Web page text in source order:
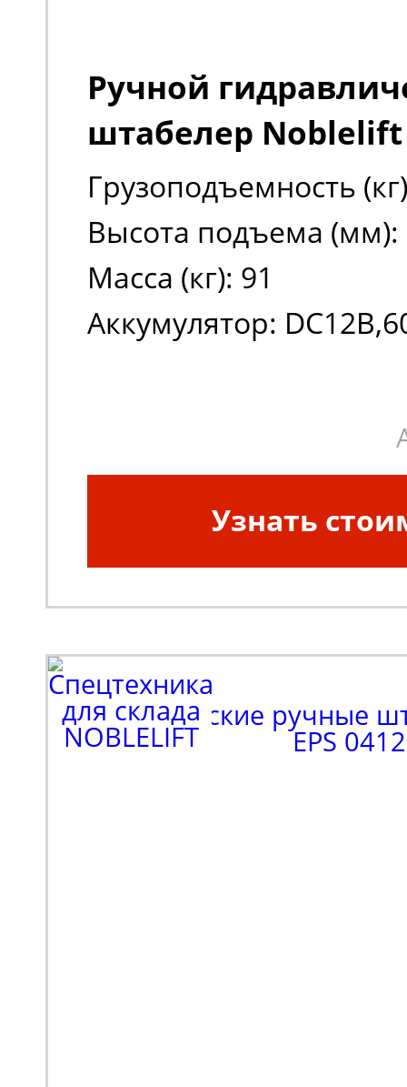
Ручной
штабелер Noblelift
Грузоподъемность
Высота подъема (мм):
Масса (кг): 91
Аккумулятор:
Узнать